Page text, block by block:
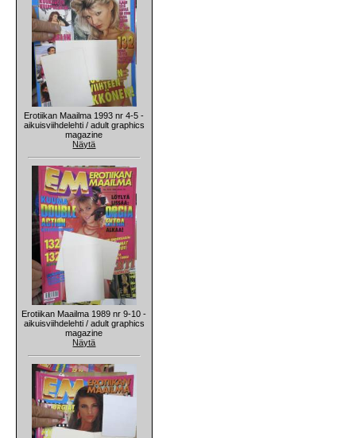
Erotiikan Maailma 1993 nr 4-5 -
aikuisviihdelehti / adult graphics
magazine
Näytä
Erotiikan Maailma 1989 nr 9-10 -
aikuisviihdelehti / adult graphics
magazine
Näytä